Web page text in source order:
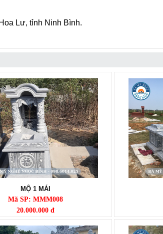
Lư, tỉnh Ninh Bình.
MỘ 1 MÁI
Mã SP: MMM008
20.000.000 đ